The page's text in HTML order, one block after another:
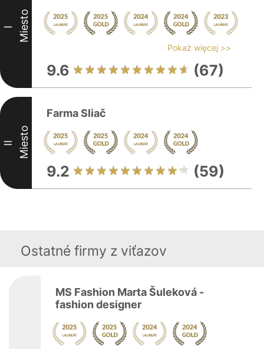
I Miesto
Pokaż więcej >>
9.6 (67)
II Miesto
Farma Sliač
9.2 (59)
Ostatné firmy z viťazov
MS Fashion Marta Šuleková -
fashion designer